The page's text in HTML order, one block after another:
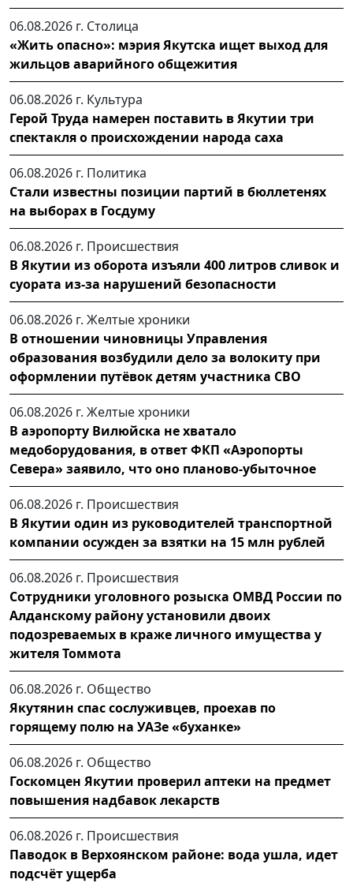
06.08.2026 г. Столица
«Жить опасно»: мэрия Якутска ищет выход для
жильцов аварийного общежития
06.08.2026 г. Культура
Герой Труда намерен поставить в Якутии три
спектакля о происхождении народа саха
06.08.2026 г. Политика
Стали известны позиции партий в бюллетенях
на выборах в Госдуму
06.08.2026 г. Происшествия
В Якутии из оборота изъяли 400 литров сливок и
суората из-за нарушений безопасности
06.08.2026 г. Желтые хроники
В отношении чиновницы Управления
образования возбудили дело за волокиту при
оформлении путёвок детям участника СВО
06.08.2026 г. Желтые хроники
В аэропорту Вилюйска не хватало
медоборудования, в ответ ФКП «Аэропорты
Севера» заявило, что оно планово-убыточное
06.08.2026 г. Происшествия
В Якутии один из руководителей транспортной
компании осужден за взятки на 15 млн рублей
06.08.2026 г. Происшествия
Сотрудники уголовного розыска ОМВД России по
Алданскому району установили двоих
подозреваемых в краже личного имущества у
жителя Томмота
06.08.2026 г. Общество
Якутянин спас сослуживцев, проехав по
горящему полю на УАЗе «буханке»
06.08.2026 г. Общество
Госкомцен Якутии проверил аптеки на предмет
повышения надбавок лекарств
06.08.2026 г. Происшествия
Паводок в Верхоянском районе: вода ушла, идет
подсчёт ущерба